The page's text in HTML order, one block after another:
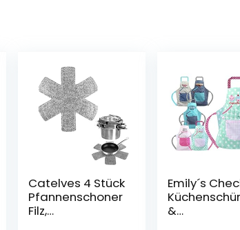
Catelves 4 Stück
Pfannenschoner
Filz,
Emily´s
&